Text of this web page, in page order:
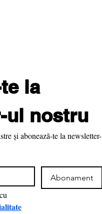
la
ul nostru
și abonează-te la newsletter-
Abonament